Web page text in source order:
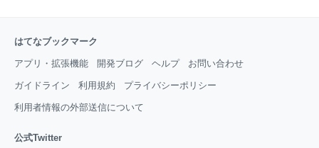
はてなブックマーク
アプリ・拡張機能 開発ブログ ヘルプ お問い合わせ
ガイドライン 利用規約 プライバシーポリシー
利用者情報の外部送信について
公式Twitter